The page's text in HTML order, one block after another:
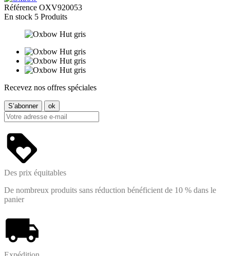
Référence OXV920053
En stock 5 Produits
Recevez nos offres spéciales
Des prix équitables
De nombreux produits sans réduction bénéficient de 10 % dans le
panier